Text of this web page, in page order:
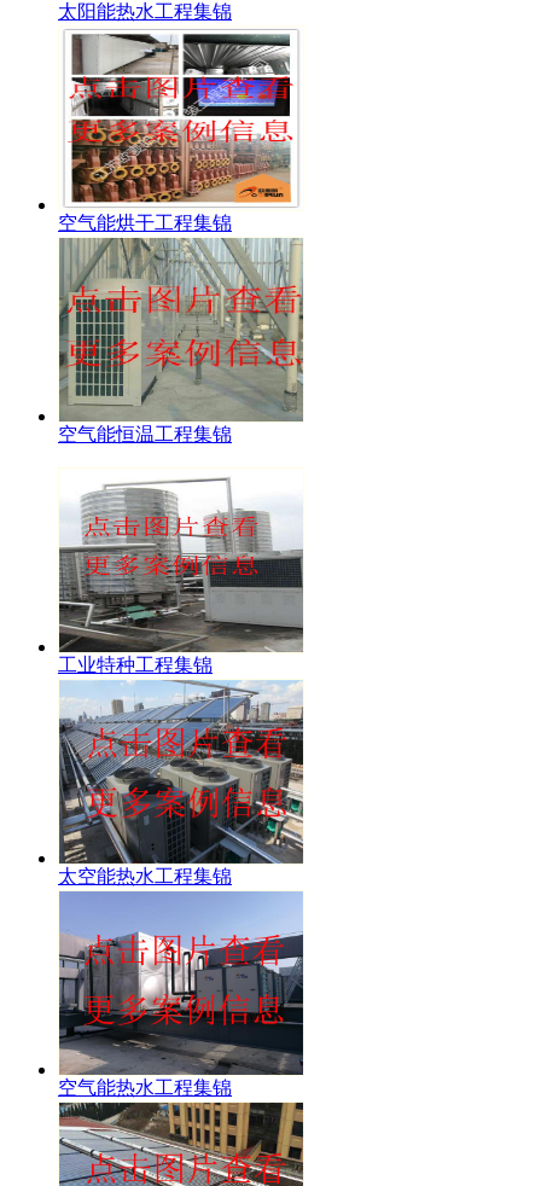
太阳能热水工程集锦
空气能烘干工程集锦
空气能恒温工程集锦
工业特种工程集锦
太空能热水工程集锦
空气能热水工程集锦